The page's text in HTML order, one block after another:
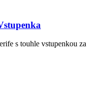
s touhle vstupenkou za